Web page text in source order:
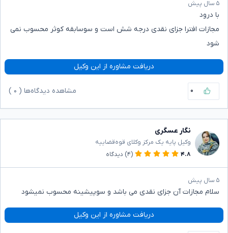
۵ سال پیش
با درود
مجازات افترا جزای نقدی درجه شش است و سوسابقه کوثر محسوب نمی
شود
دریافت مشاوره از این وکیل
۰ مشاهده دیدگاه‌ها ( ۰
نگار عسگری
وکیل پایه یک مرکز وکلای قوه‌قضاییه
۴.۸
(۴) دیدگاه
۵ سال پیش
سلام مجازات آن جزای نقدی می باشد و سوپیشینه محسوب نمیشود
دریافت مشاوره از این وکیل